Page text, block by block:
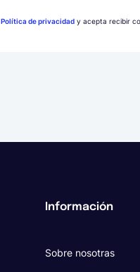
Política de privacidad y acepta recibir
Información
Sobre nosotras